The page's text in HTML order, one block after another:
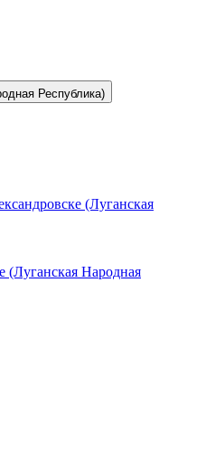
Республика)
(Луганская
(Луганская Народная